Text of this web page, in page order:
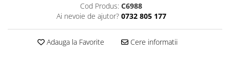
Cod Produs: C6988
Ai nevoie de ajutor? 0732 805 177
Adauga la Favorite Cere informatii